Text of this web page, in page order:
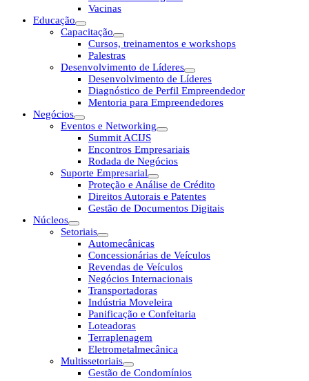
Vacinas
Educação
Capacitação
Cursos, treinamentos e workshops
Palestras
Desenvolvimento de Líderes
Desenvolvimento de Líderes
Diagnóstico de Perfil Empreendedor
Mentoria para Empreendedores
Negócios
Eventos e Networking
Summit ACIJS
Encontros Empresariais
Rodada de Negócios
Suporte Empresarial
Proteção e Análise de Crédito
Direitos Autorais e Patentes
Gestão de Documentos Digitais
Núcleos
Setoriais
Automecânicas
Concessionárias de Veículos
Revendas de Veículos
Negócios Internacionais
Transportadoras
Indústria Moveleira
Panificação e Confeitaria
Loteadoras
Terraplenagem
Eletrometalmecânica
Multissetoriais
Gestão de Condomínios